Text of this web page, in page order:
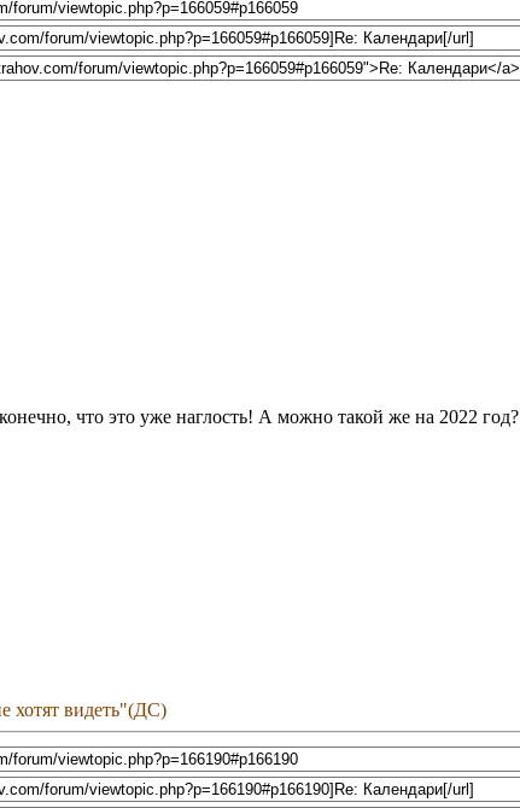
что это уже наглость! А можно такой же на 2022 год?
хотят видеть"(ДС)